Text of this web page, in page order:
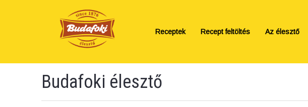
Receptek Recept feltöltés Az élesztő
Budafoki élesztő